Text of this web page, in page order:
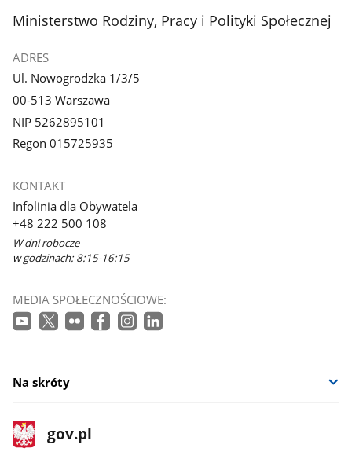
stopka
Ministerstwo Rodziny, Pracy i Polityki Społecznej
ADRES
Ul. Nowogrodzka 1/3/5
00-513 Warszawa
NIP 5262895101
Regon 015725935
KONTAKT
Infolinia dla Obywatela
+48 222 500 108
W dni robocze
w godzinach: 8:15-16:15
MEDIA SPOŁECZNOŚCIOWE:
Na skróty
stopka
gov.pl
Strona
gov.pl